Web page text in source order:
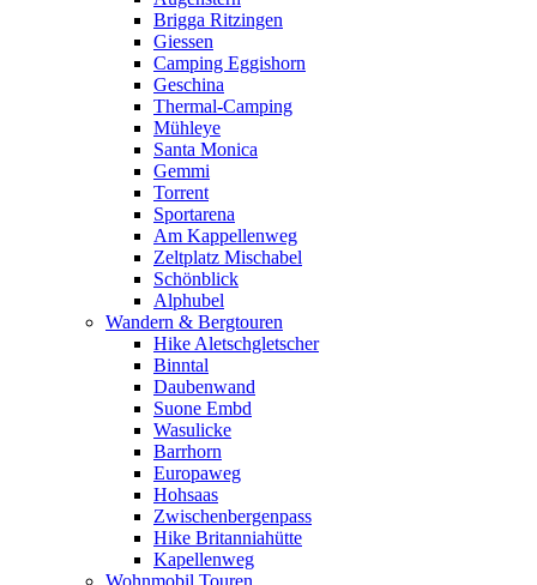
Brigga Ritzingen
Giessen
Camping Eggishorn
Geschina
Thermal-Camping
Mühleye
Santa Monica
Gemmi
Torrent
Sportarena
Am Kappellenweg
Zeltplatz Mischabel
Schönblick
Alphubel
Wandern & Bergtouren
Hike Aletschgletscher
Binntal
Daubenwand
Suone Embd
Wasulicke
Barrhorn
Europaweg
Hohsaas
Zwischenbergenpass
Hike Britanniahütte
Kapellenweg
Wohnmobil Touren